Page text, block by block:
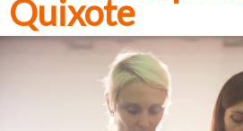
Quixote